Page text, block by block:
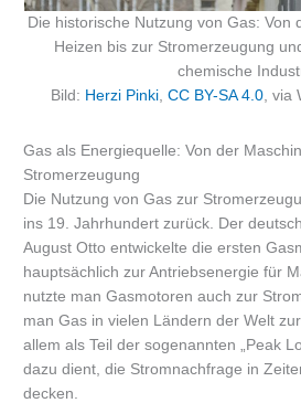
Die historische Nutzung von Gas: Von
Heizen bis zur Stromerzeugung
chemische
Bild: Herzi Pinki, CC BY-SA 4.0, via
Gas als Energiequelle: Von der
Stromerzeugung
Die Nutzung von Gas zur
ins 19. Jahrhundert zurück. Der
August Otto entwickelte die ersten
hauptsächlich zur Antriebsenergie für
nutzte man Gasmotoren auch zur
man Gas in vielen Ländern der Welt
allem als Teil der sogenannten „Peak
dazu dient, die Stromnachfrage in
decken.